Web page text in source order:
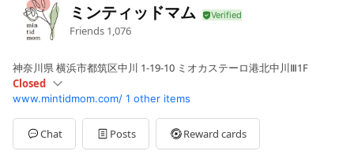
ミンティッドマム
Friends 1,076
神奈川県 横浜市都筑区中川 1-19-10 ミオカステーロ港北中川Ⅲ1F
Closed
SunClosed
Mon09:00 - 16:30
Tue09:00 - 16:30
Wed09:00 - 16:30
www.mintidmom.com/ 1 other items
Chat Posts Reward cards